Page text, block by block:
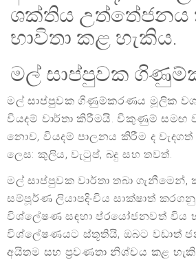
ශක්තිය උත්තේජනය
භාවිතා කළ හැකිය.
මල් සාප්පුවක
මල් සාප්පුවක ගිණුම්කරණය මූලික
වියදම් වාර්තා කිරීමයි. විකුණුම් සමඟ
නොව, වියදම් පාලනය කිරීම ද
ලෙස: කුලිය, වැටුප්, බදු සහ තවත්.
මල් සාප්පුවක වාර්තා තබා ගැනීමෙන්,
සම්පූර්ණ ලියාපදිංචිය සාක්ෂාත් කරගනු
විශ්ලේෂණ සඳහා ප්රයෝජනවත් විය
විශ්ලේෂණයට ස්තූතියි, ඔබට වඩාත්
අයිතම සහ ප්‍රවණතා නිශ්චය කළ